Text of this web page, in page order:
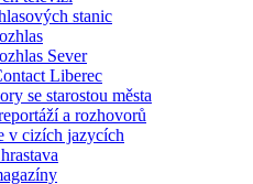
stanic
Sever
Liberec
se starostou města
a rozhovorů
v cizích jazycích